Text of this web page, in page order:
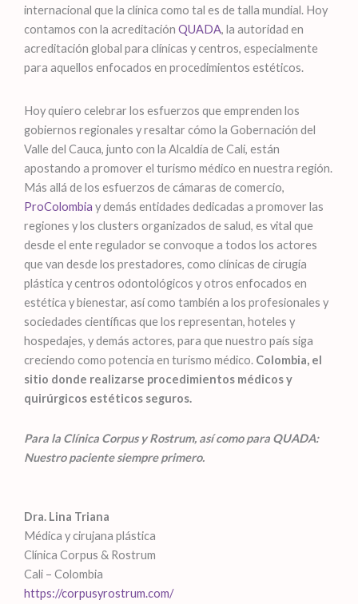
internacional que la clínica como tal es de talla mundial. Hoy
contamos con la acreditación QUADA, la autoridad en
acreditación global para clínicas y centros, especialmente
para aquellos enfocados en procedimientos estéticos.
Hoy quiero celebrar los esfuerzos que emprenden los
gobiernos regionales y resaltar cómo la Gobernación del
Valle del Cauca, junto con la Alcaldía de Cali, están
apostando a promover el turismo médico en nuestra región.
Más allá de los esfuerzos de cámaras de comercio,
ProColombia y demás entidades dedicadas a promover las
regiones y los clusters organizados de salud, es vital que
desde el ente regulador se convoque a todos los actores
que van desde los prestadores, como clínicas de cirugía
plástica y centros odontológicos y otros enfocados en
estética y bienestar, así como también a los profesionales y
sociedades científicas que los representan, hoteles y
hospedajes, y demás actores, para que nuestro país siga
creciendo como potencia en turismo médico. Colombia, el
sitio donde realizarse procedimientos médicos y
quirúrgicos estéticos seguros.
Para la Clínica Corpus y Rostrum, así como para QUADA:
Nuestro paciente siempre primero.
Dra. Lina Triana
Médica y cirujana plástica
Clínica Corpus & Rostrum
Cali – Colombia
https://corpusyrostrum.com/